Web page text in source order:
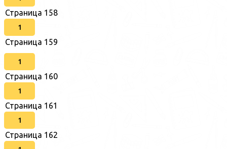
Страница 158
1
Страница 159
1
Страница 160
1
Страница 161
1
Страница 162